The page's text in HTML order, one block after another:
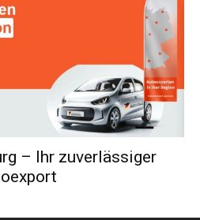
– Ihr zuverlässiger